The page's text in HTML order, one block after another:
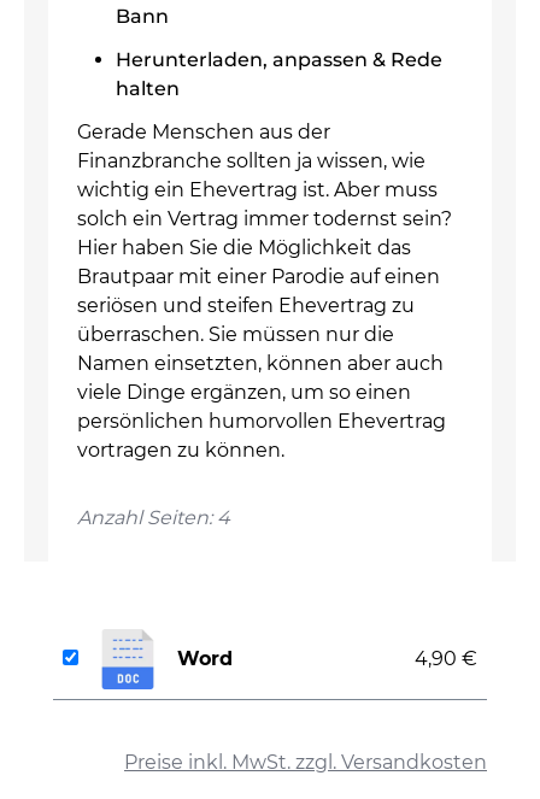
Bann
Herunterladen, anpassen & Rede
halten
Gerade Menschen aus der
Finanzbranche sollten ja wissen, wie
wichtig ein Ehevertrag ist. Aber muss
solch ein Vertrag immer todernst sein?
Hier haben Sie die Möglichkeit das
Brautpaar mit einer Parodie auf einen
seriösen und steifen Ehevertrag zu
überraschen. Sie müssen nur die
Namen einsetzten, können aber auch
viele Dinge ergänzen, um so einen
persönlichen humorvollen Ehevertrag
vortragen zu können.
Anzahl Seiten: 4
Preise inkl. MwSt. zzgl. Versandkosten
Word 4,90 €